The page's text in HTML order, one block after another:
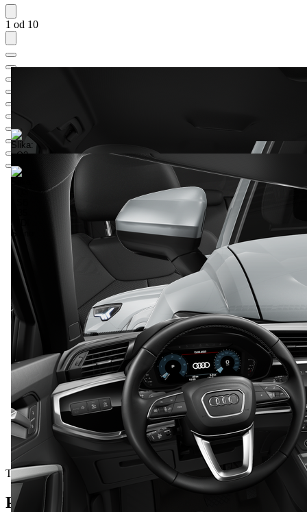
1 od 10
Testna vozila
Podrobnosti o vozilu